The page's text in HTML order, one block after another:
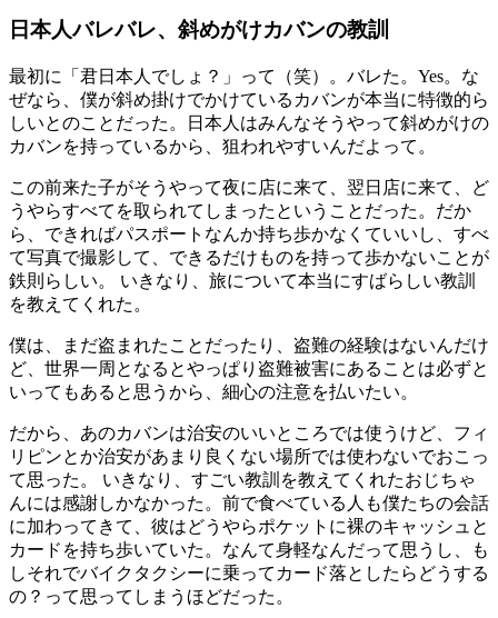
日本人バレバレ、斜めがけカバンの教訓
最初に「君日本人でしょ？」って（笑）。バレた。Yes。な
ぜなら、僕が斜め掛けでかけているカバンが本当に特徴的ら
しいとのことだった。日本人はみんなそうやって斜めがけの
カバンを持っているから、狙われやすいんだよって。
この前来た子がそうやって夜に店に来て、翌日店に来て、ど
うやらすべてを取られてしまったということだった。だか
ら、できればパスポートなんか持ち歩かなくていいし、すべ
て写真で撮影して、できるだけものを持って歩かないことが
鉄則らしい。 いきなり、旅について本当にすばらしい教訓
を教えてくれた。
僕は、まだ盗まれたことだったり、盗難の経験はないんだけ
ど、世界一周となるとやっぱり盗難被害にあることは必ずと
いってもあると思うから、細心の注意を払いたい。
だから、あのカバンは治安のいいところでは使うけど、フィ
リピンとか治安があまり良くない場所では使わないでおこっ
て思った。 いきなり、すごい教訓を教えてくれたおじちゃ
んには感謝しかなかった。前で食べている人も僕たちの会話
に加わってきて、彼はどうやらポケットに裸のキャッシュと
カードを持ち歩いていた。なんて身軽なんだって思うし、も
しそれでバイクタクシーに乗ってカード落としたらどうする
の？って思ってしまうほどだった。